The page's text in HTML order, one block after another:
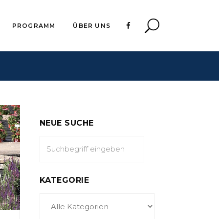
PROGRAMM ÜBER UNS
NEUE SUCHE
KATEGORIE